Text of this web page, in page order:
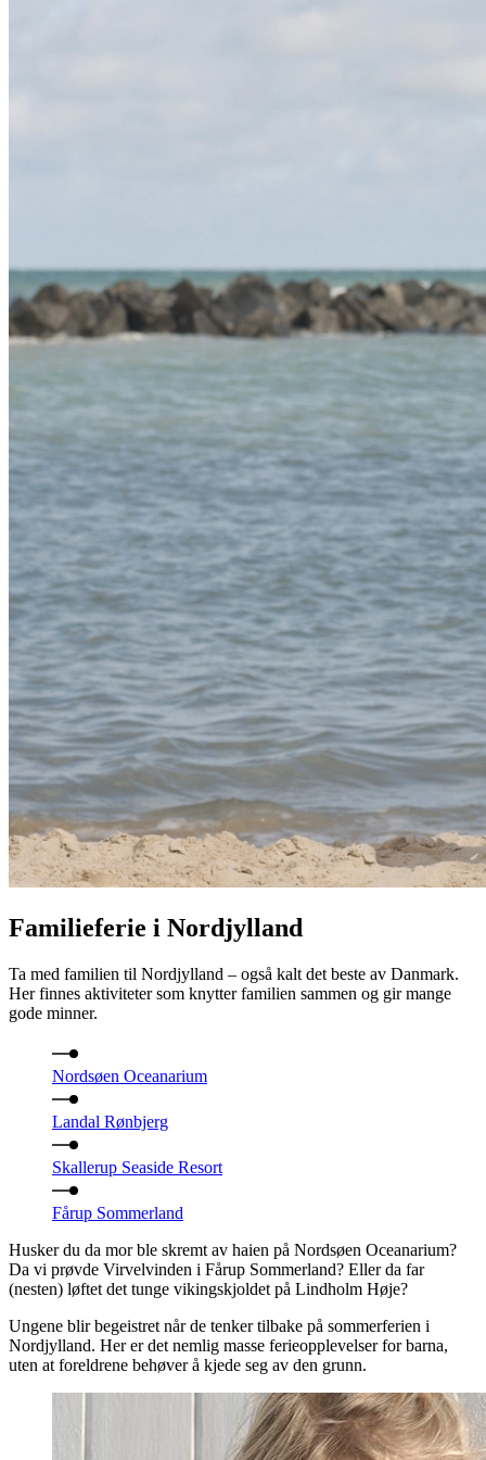
Familieferie i Nordjylland
Ta med familien til Nordjylland – også kalt det beste av Danmark.
Her finnes aktiviteter som knytter familien sammen og gir mange
gode minner.
Nordsøen Oceanarium
Landal Rønbjerg
Skallerup Seaside Resort
Fårup Sommerland
Husker du da mor ble skremt av haien på Nordsøen Oceanarium?
Da vi prøvde Virvelvinden i Fårup Sommerland? Eller da far
(nesten) løftet det tunge vikingskjoldet på Lindholm Høje?
Ungene blir begeistret når de tenker tilbake på sommerferien i
Nordjylland. Her er det nemlig masse ferieopplevelser for barna,
uten at foreldrene behøver å kjede seg av den grunn.